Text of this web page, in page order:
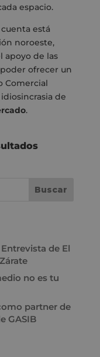
espacio.
está
noroeste,
apoyo de las
ofrecer un
Comercial
de
.
de El
no es tu
partner de
GASIB